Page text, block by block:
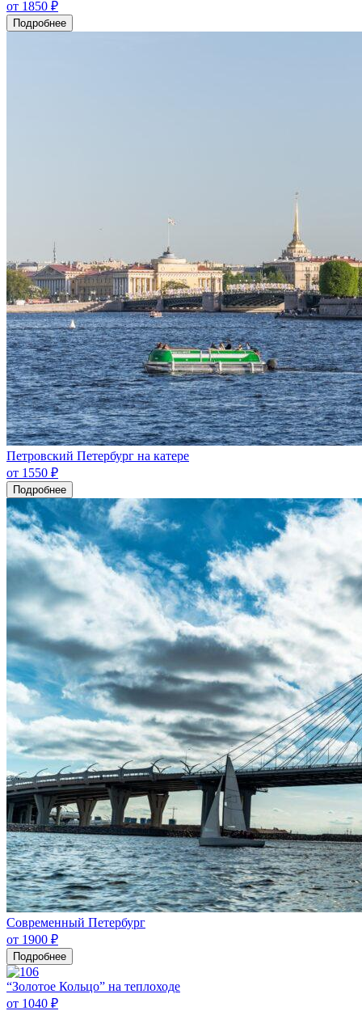
от 1850 ₽
Подробнее
Петровский Петербург на катере
от 1550 ₽
Подробнее
Современный Петербург
от 1900 ₽
Подробнее
“Золотое Кольцо” на теплоходе
от 1040 ₽